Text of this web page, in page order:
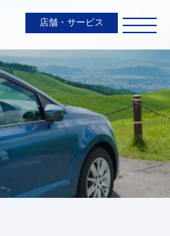
店舗・サービス